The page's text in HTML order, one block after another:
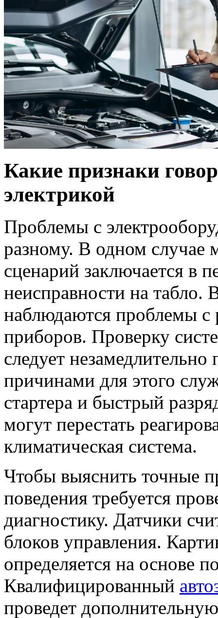
Какие признаки
электрикой
Проблемы с
разному. В одном случае
сценарий заключается в
неисправности на табло.
наблюдаются проблемы с
приборов. Проверку
следует
причинами для этого
стартера и быстрый
могут перестать
климатическая система.
Чтобы выяснить точные
поведения требуется
диагностику. Датчики
блоков управления.
определяется на основе
Квалифицированный
проведет